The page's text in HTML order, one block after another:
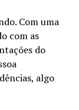
Com uma
com as
do
algo